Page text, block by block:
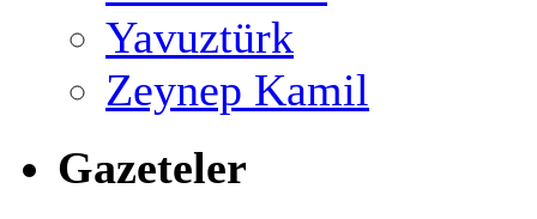
Yavuztürk
Zeynep Kamil
Gazeteler